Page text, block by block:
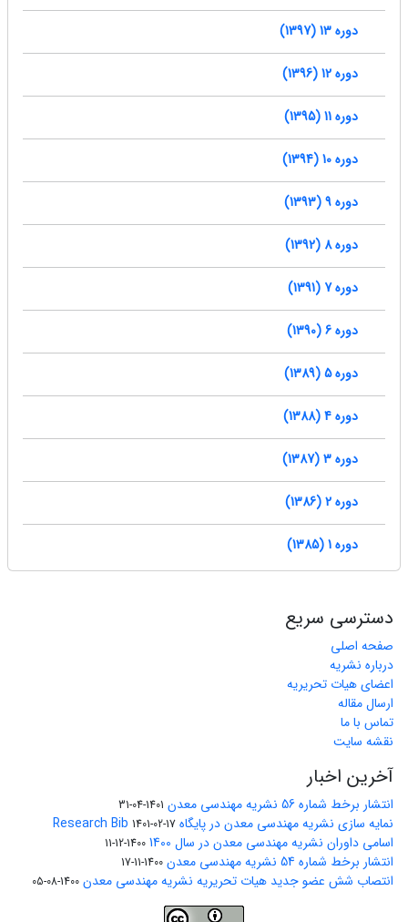
دوره 13 (1397)
دوره 12 (1396)
دوره 11 (1395)
دوره 10 (1394)
دوره 9 (1393)
دوره 8 (1392)
دوره 7 (1391)
دوره 6 (1390)
دوره 5 (1389)
دوره 4 (1388)
دوره 3 (1387)
دوره 2 (1386)
دوره 1 (1385)
دسترسی سریع
صفحه اصلی
درباره نشریه
اعضای هیات تحریریه
ارسال مقاله
تماس با ما
نقشه سایت
آخرین اخبار
انتشار برخط شماره 56 نشریه مهندسی معدن 1401-04-31
نمایه سازی نشریه مهندسی معدن در پایگاه Research Bib 1401-02-17
اسامی داوران نشریه مهندسی معدن در سال 1400 1400-12-11
انتشار برخط شماره 54 نشریه مهندسی معدن 1400-11-17
انتصاب شش عضو جدید هیات تحریریه نشریه مهندسی معدن 1400-08-05